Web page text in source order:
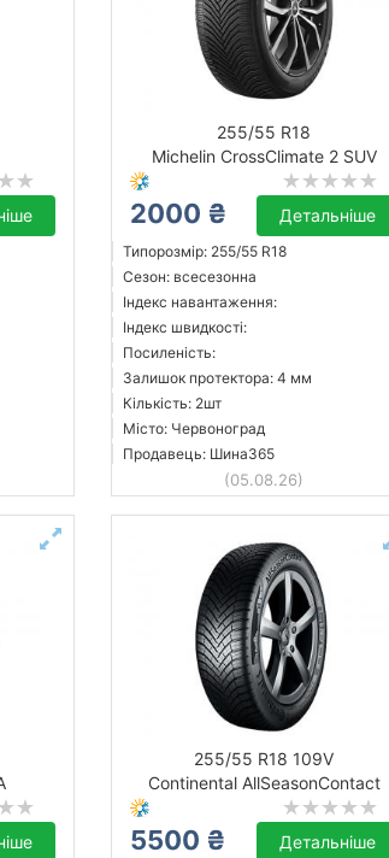
255/55 R18
Michelin CrossClimate 2 SUV
2000 ₴ Детальніше
Типорозмір: 255/55 R18
Сезон: всесезонна
Індекс навантаження:
Індекс швидкості:
Посиленість:
Залишок протектора: 4 мм
Кількість: 2шт
Місто: Червоноград
Продавець: Шина365
(05.08.26)
255/55 R18 109V
Continental AllSeasonContact
5500 ₴ Детальніше